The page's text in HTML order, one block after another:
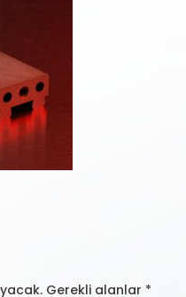
Gerekli alanlar *